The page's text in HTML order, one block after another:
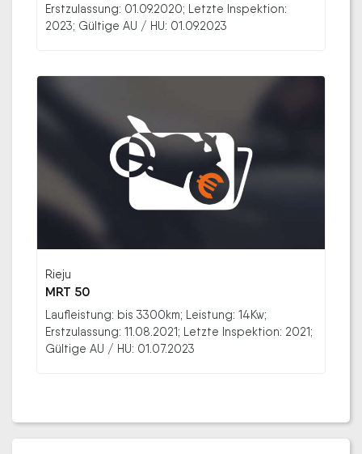
Erstzulassung: 01.09.2020; Letzte Inspektion:
2023; Gültige AU / HU: 01.09.2023
Rieju
MRT 50
Laufleistung: bis 3300km; Leistung: 14Kw;
Erstzulassung: 11.08.2021; Letzte Inspektion: 2021;
Gültige AU / HU: 01.07.2023